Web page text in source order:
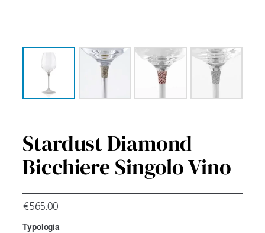
Stardust Diamond
Bicchiere Singolo Vino
€565.00
Typologia